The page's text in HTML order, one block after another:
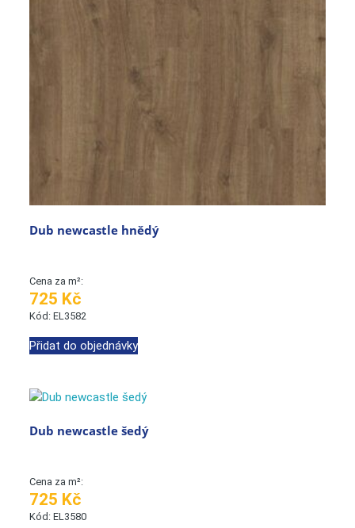
Dub newcastle hnědý
Cena za m²:
725 Kč
Kód: EL3582
Přidat do objednávky
Dub newcastle šedý
Cena za m²:
725 Kč
Kód: EL3580